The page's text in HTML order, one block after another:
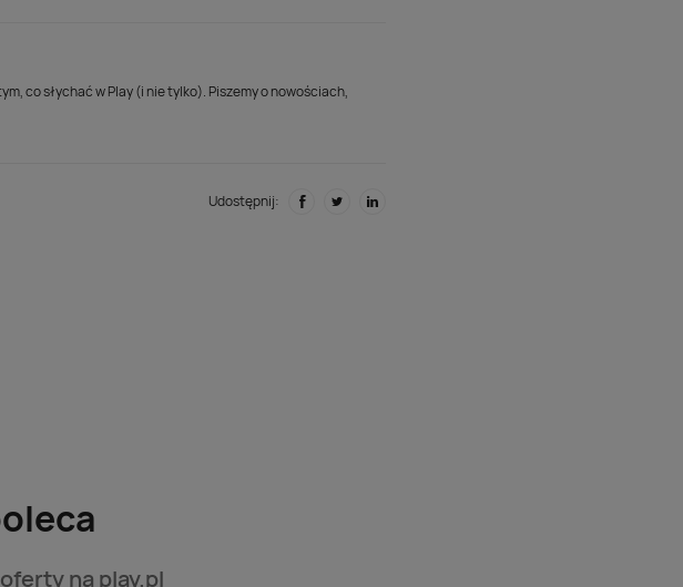
co słychać w Play (i nie tylko). Piszemy o nowościach,
Udostępnij:
na play.pl